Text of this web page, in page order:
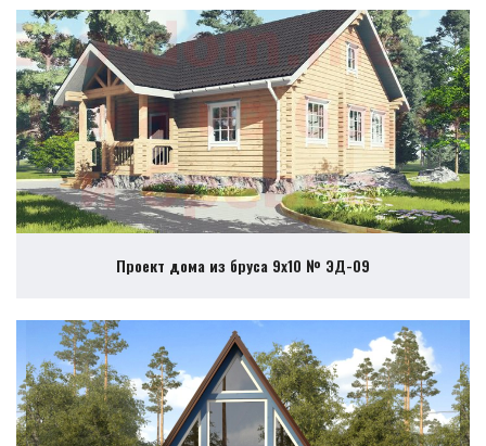
Проект дома из бруса 9х10 № ЭД-09